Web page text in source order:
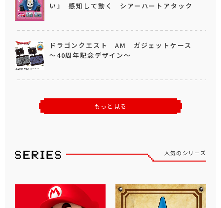
い』 感知して動く シアーハートアタック
ドラゴンクエスト AM ガジェットケース
～40周年記念デザイン～
もっと見る
人気のシリーズ